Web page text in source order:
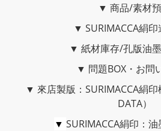
▼ 商品/素材
▼ SURIMACCA絹
▼ 紙材庫存/孔版油
▼ 問題BOX・お問
▼ 來店製版：SURIMACCA絹
DATA）
▼ SURIMACCA絹印：